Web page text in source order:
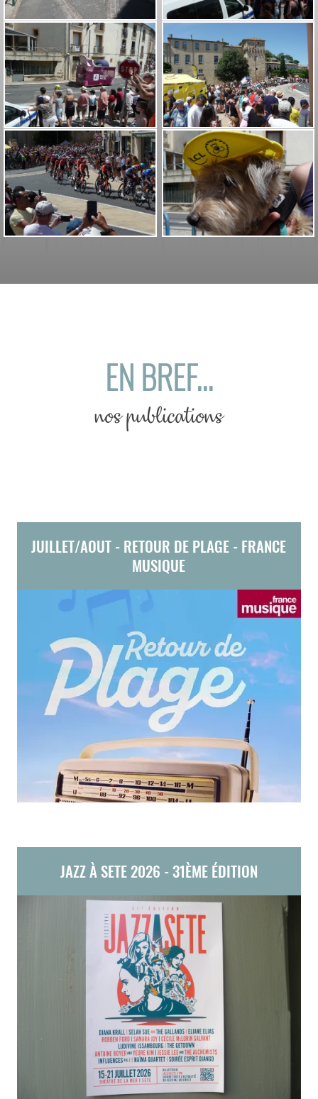
EN BREF...
nos publications
JUILLET/AOUT - RETOUR DE PLAGE - FRANCE
MUSIQUE
JAZZ À SETE 2026 - 31ÈME ÉDITION